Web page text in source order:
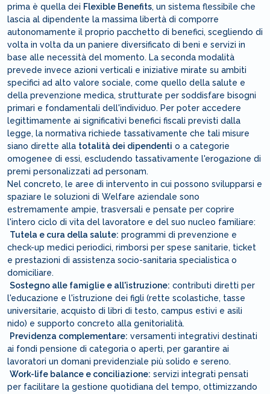
prima è quella dei Flexible Benefits, un sistema flessibile che
lascia al dipendente la massima libertà di comporre
autonomamente il proprio pacchetto di benefici, scegliendo di
volta in volta da un paniere diversificato di beni e servizi in
base alle necessità del momento. La seconda modalità
prevede invece azioni verticali e iniziative mirate su ambiti
specifici ad alto valore sociale, come quello della salute e
della prevenzione medica, strutturate per soddisfare bisogni
primari e fondamentali dell'individuo. Per poter accedere
legittimamente ai significativi benefici fiscali previsti dalla
legge, la normativa richiede tassativamente che tali misure
siano dirette alla totalità dei dipendenti o a categorie
omogenee di essi, escludendo tassativamente l'erogazione di
premi personalizzati ad personam.
Nel concreto, le aree di intervento in cui possono svilupparsi e
spaziare le soluzioni di Welfare aziendale sono
estremamente ampie, trasversali e pensate per coprire
l'intero ciclo di vita del lavoratore e del suo nucleo familiare:
Tutela e cura della salute: programmi di prevenzione e
check-up medici periodici, rimborsi per spese sanitarie, ticket
e prestazioni di assistenza socio-sanitaria specialistica o
domiciliare.
Sostegno alle famiglie e all'istruzione: contributi diretti per
l'educazione e l'istruzione dei figli (rette scolastiche, tasse
universitarie, acquisto di libri di testo, campus estivi e asili
nido) e supporto concreto alla genitorialità.
Previdenza complementare: versamenti integrativi destinati
ai fondi pensione di categoria o aperti, per garantire ai
lavoratori un domani previdenziale più solido e sereno.
Work-life balance e conciliazione: servizi integrati pensati
per facilitare la gestione quotidiana del tempo, ottimizzando